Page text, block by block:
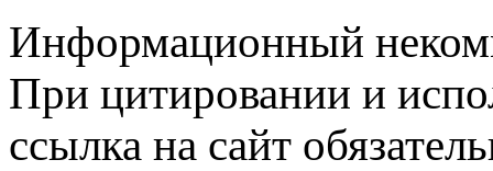
Информационный
При цитировании и
ссылка на сайт